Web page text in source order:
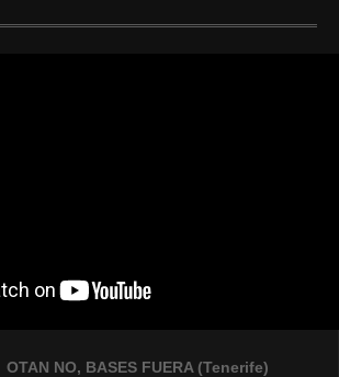
OTAN NO, BASES FUERA (Tenerife)